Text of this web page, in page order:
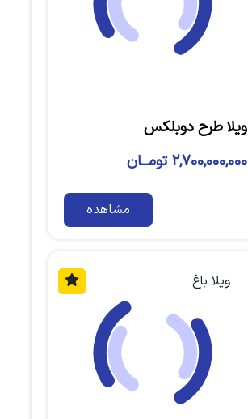
ویلا طرح دوبلکس
2,700,000,000 تومــان
مشاهده
ویلا باغ